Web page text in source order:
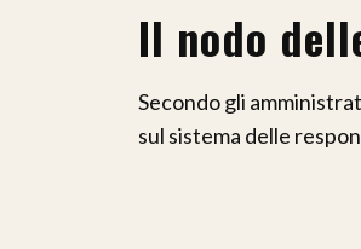
Il nodo
Secondo gli
sul sistema delle